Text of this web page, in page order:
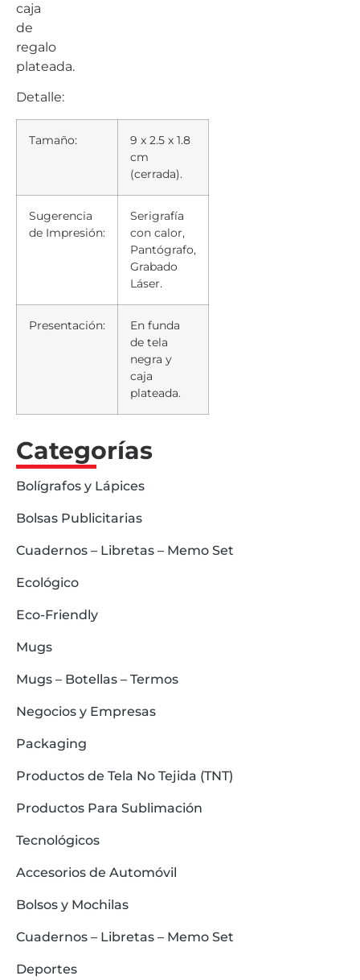
caja
de
regalo
plateada.
Detalle:
Tamaño:
9 x 2.5 x 1.8
cm
(cerrada).
Sugerencia
de Impresión:
Serigrafía
con calor,
Pantógrafo,
Grabado
Láser.
Presentación:
En funda
de tela
negra y
caja
plateada.
Categorías
Bolígrafos y Lápices
Bolsas Publicitarias
Cuadernos – Libretas – Memo Set
Ecológico
Eco-Friendly
Mugs
Mugs – Botellas – Termos
Negocios y Empresas
Packaging
Productos de Tela No Tejida (TNT)
Productos Para Sublimación
Tecnológicos
Accesorios de Automóvil
Bolsos y Mochilas
Cuadernos – Libretas – Memo Set
Deportes